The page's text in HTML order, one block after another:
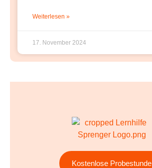
Weiterlesen »
17. November 2024
Kostenlose Probestunde